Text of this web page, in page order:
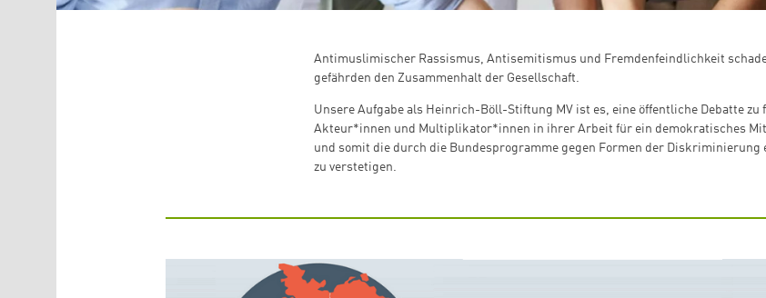
Antimuslimischer Rassismus, Antisemitismus und Fremdenfeindlichkeit
gefährden den Zusammenhalt der Gesellschaft.
Unsere Aufgabe als Heinrich-Böll-Stiftung MV ist es, eine öffentliche Debatte zu
Akteur*innen und Multiplikator*innen in ihrer Arbeit für ein demokratisches
und somit die durch die Bundesprogramme gegen Formen der
zu verstetigen.